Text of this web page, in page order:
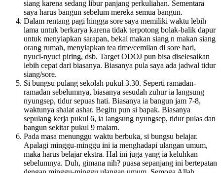
siang karena sedang libur panjang perkuliahan. Sementara
saya harus bangun sebelum mereka semua bangun.
Dalam rentang pagi hingga sore saya memiliki waktu lebih
lama untuk berkarya karena tidak terpotong bolak-balik dapur
untuk menyiapkan sarapan, bekal makan siang n makan siang
orang rumah, menyiapkan tea time/cemilan di sore hari,
nyuci-nyuci piring, dsb. Target ODOJ pun bisa diselesaikan
lebih cepat dari biasanya. Biasanya pula saya ada jadwal tidur
siang/sore.
Si bungsu pulang sekolah pukul 3.30. Seperti ramadan-
ramadan sebelumnya, biasanya sesudah zuhur ia langsung
nyungsep, tidur sepuas hati. Biasanya ia bangun jam 7-8,
waktunya shalat ashar. Begitu pun si bapak. Biasanya
sepulang kerja pukul 6, ia langsung nyungsep, tidur pulas dan
bangun sekitar pukul 9 malam.
Pada masa menunggu waktu berbuka, si bungsu belajar.
Apalagi minggu-minggu ini ia menghadapi ulangan umum,
maka harus belajar ekstra. Hal ini juga yang ia keluhkan
sebelumnya. Duh, gimana nih? puasa sepanjang ini bertepatan